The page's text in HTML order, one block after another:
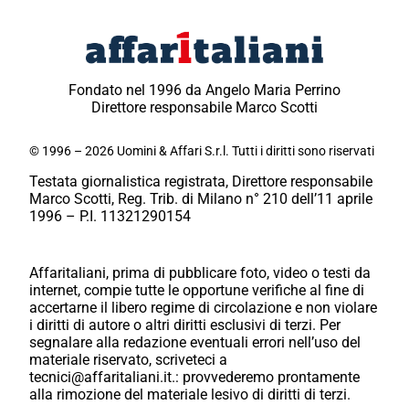
Fondato nel 1996 da Angelo Maria Perrino
Direttore responsabile Marco Scotti
© 1996 – 2026 Uomini & Affari S.r.l. Tutti i diritti sono riservati
Testata giornalistica registrata, Direttore responsabile
Marco Scotti, Reg. Trib. di Milano n° 210 dell’11 aprile
1996 – P.I. 11321290154
Affaritaliani, prima di pubblicare foto, video o testi da
internet, compie tutte le opportune verifiche al fine di
accertarne il libero regime di circolazione e non violare
i diritti di autore o altri diritti esclusivi di terzi. Per
segnalare alla redazione eventuali errori nell’uso del
materiale riservato, scriveteci a
tecnici@affaritaliani.it.: provvederemo prontamente
alla rimozione del materiale lesivo di diritti di terzi.